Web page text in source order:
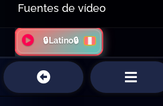
Fuentes de vídeo
🔒Latino🔒